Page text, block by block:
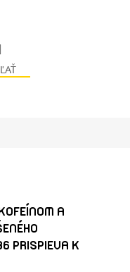
A
PRISPIEVA K